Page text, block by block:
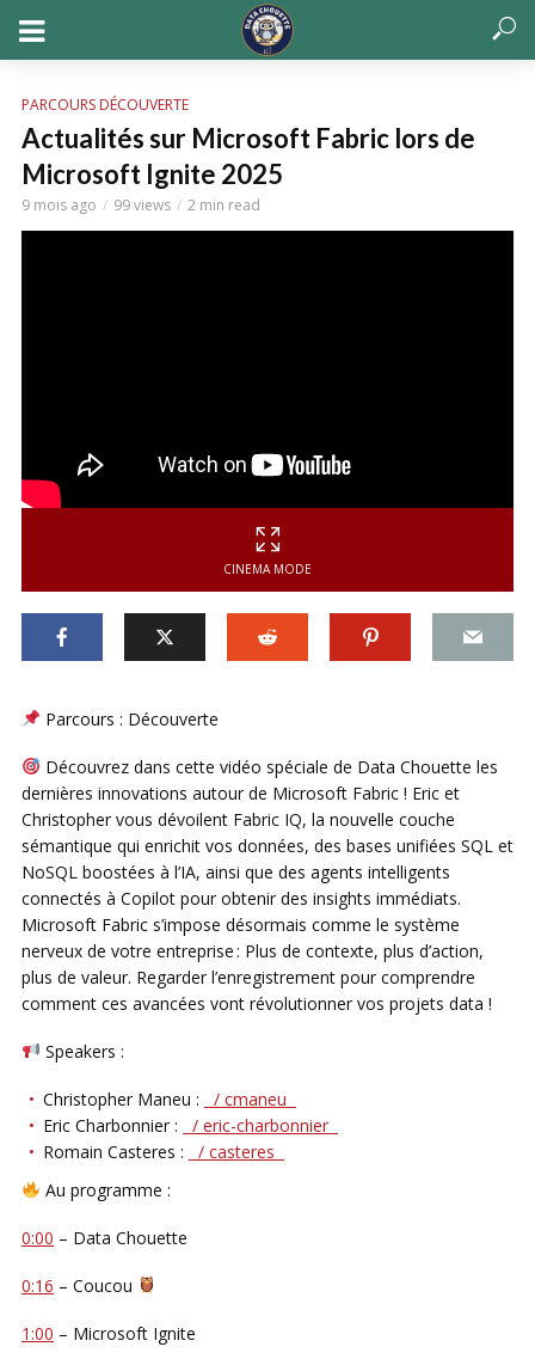
PARCOURS DÉCOUVERTE
Actualités sur Microsoft Fabric lors de
Microsoft Ignite 2025
9 mois ago 99 views 2 min read
CINEMA MODE
Parcours : Découverte
Découvrez dans cette vidéo spéciale de Data Chouette les
dernières innovations autour de Microsoft Fabric ! Eric et
Christopher vous dévoilent Fabric IQ, la nouvelle couche
sémantique qui enrichit vos données, des bases unifiées SQL et
NoSQL boostées à l’IA, ainsi que des agents intelligents
connectés à Copilot pour obtenir des insights immédiats.
Microsoft Fabric s’impose désormais comme le système
nerveux de votre entreprise : Plus de contexte, plus d’action,
plus de valeur. Regarder l’enregistrement pour comprendre
comment ces avancées vont révolutionner vos projets data !
Speakers :
Christopher Maneu :
/ cmaneu
Eric Charbonnier :
/ eric-charbonnier
Romain Casteres :
/ casteres
Au programme :
0:00 – Data Chouette
0:16 – Coucou
1:00 – Microsoft Ignite